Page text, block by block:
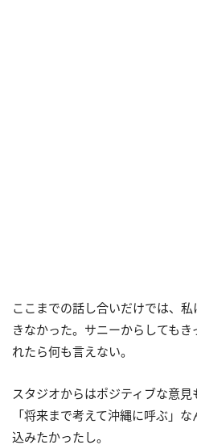
ここまでの話し合いだけでは、
きなかった。サニーからしても
れたら何も言えない。
スタジオからはポジティブな意
「将来まで考えて沖縄に呼ぶ」
込みたかったし。